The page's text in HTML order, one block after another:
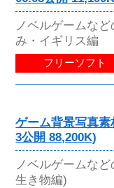
ノベルゲームな
み・イギリス編
フリーソフト
ゲーム背景写真
3公開 88,200K)
ノベルゲームな
生き物編)